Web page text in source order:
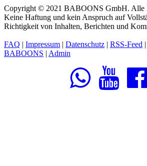
Copyright © 2021 BABOONS GmbH. Alle
Keine Haftung und kein Anspruch auf
Richtigkeit von Inhalten, Berichten und
FAQ | Impressum | Datenschutz | RSS-Feed |
BABOONS | Admin